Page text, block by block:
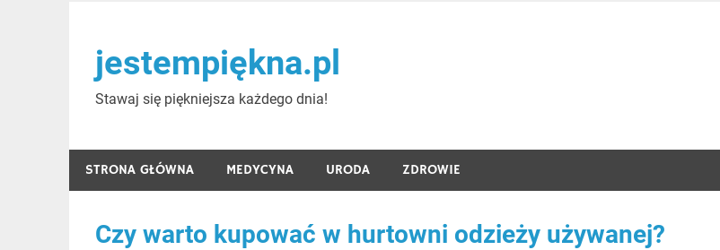
contentjestempiękna.pl
Stawaj się piękniejsza każdego dnia!
STRONA GŁÓWNA MEDYCYNA URODA ZDROWIE
Czy warto kupować w hurtowni odzieży używanej?